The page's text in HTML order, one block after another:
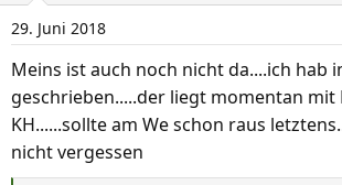
i
o
n
n
:
29. Juni 2018
Meins ist auch noch nicht da....ich hab
geschrieben.....der liegt momentan
KH......sollte am We schon raus
nicht vergessen